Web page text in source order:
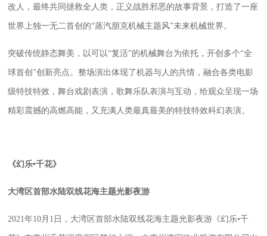
改人，最终共同拯救全人类，正义战胜邪恶的故事背景，打造了一座
世界上独一无二首创的“蒸汽朋克机械主题风”未来机械世界。
突破传统静态舞美，以可以“复活”的机械舞台为依托，开创多个“全
球首创”创新亮点。整场演出体现了机器与人的共情，融合各类电影
级特技特效 ，舞台戏剧表演，歌舞乐队表演与互动 ，给观众呈现一场
精彩震撼的高燃高能，又充满人类最真最美的特技特效科幻表演。
《幻乐•千花》
大湾区首部水陆双线花海主题光影夜游
2021年10月1日，大湾区首部水陆双线花海主题光影夜游《幻乐•千